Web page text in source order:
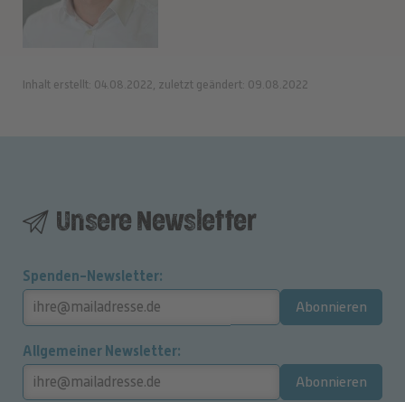
Inhalt erstellt: 04.08.2022, zuletzt geändert: 09.08.2022
Unsere Newsletter
Spenden-Newsletter
Abonnieren
Allgemeiner Newsletter
Abonnieren